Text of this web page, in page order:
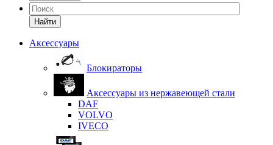
Найти
Аксессуары
Блокираторы
Аксессуары из нержавеющей стали
DAF
VOLVO
IVECO